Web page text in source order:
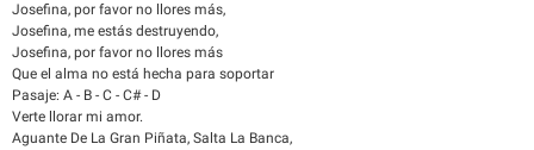
Josefina, por favor no llores más,
Josefina, me estás destruyendo,
Josefina, por favor no llores más
Que el alma no está hecha para soportar
Pasaje: A - B - C - C# - D
Verte llorar mi amor.
Aguante De La Gran Piñata, Salta La Banca,